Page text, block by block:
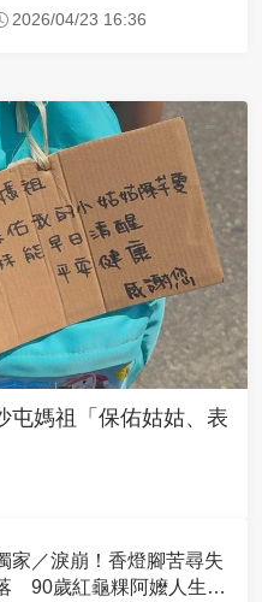
忍尿5小時不喊累
2026/04/23 16:36
屯媽祖「保佑姑姑、表
家／淚崩！香燈腳苦尋失
90歲紅龜粿阿嬤人生謝